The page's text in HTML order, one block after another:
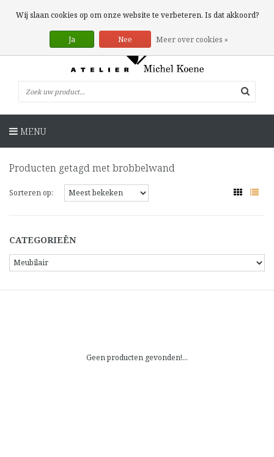
0 Artikelen
MENU
Producten getagd met brobbelwand
Sorteren op:
CATEGORIEËN
Geen producten gevonden!...
Wij slaan cookies op om onze website te verbeteren. Is dat akkoord?
Ja Nee Meer over cookies »